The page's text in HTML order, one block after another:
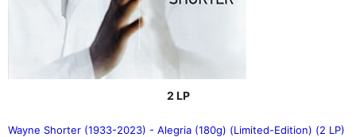
2 LP
Wayne Shorter (1933-2023) - Alegria (180g) (Limited-Edition) (2 LP)